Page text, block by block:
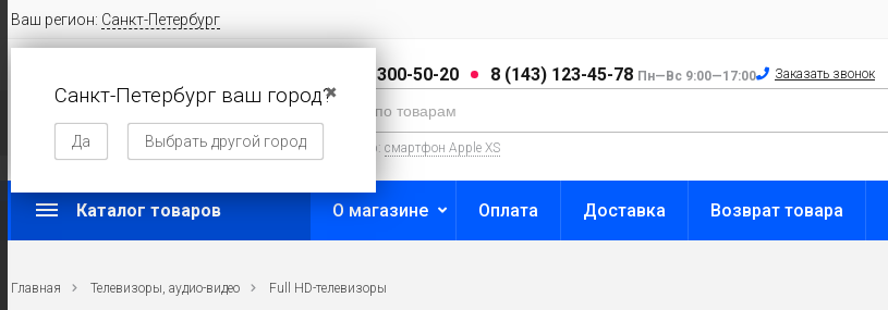
Ваш регион: Санкт-Петербург
✖
Санкт-Петербург ваш город?
Да Выбрать другой город
8 (800) 300-50-20 8 (143) 123-45-78 Пн—Вс 9:00—17:00 Заказать звонок
Например: смартфон Apple XS
Каталог товаров О магазине Оплата Доставка Возврат товара
Главная Телевизоры, аудио-видео Full HD-телевизоры